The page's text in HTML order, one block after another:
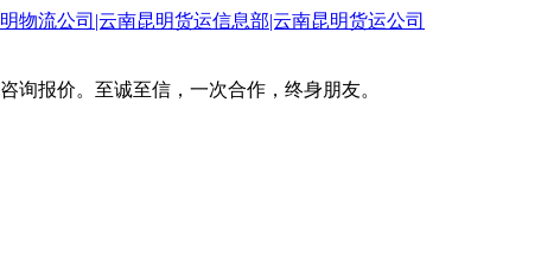
报价。至诚至信，一次合作，终身朋友。